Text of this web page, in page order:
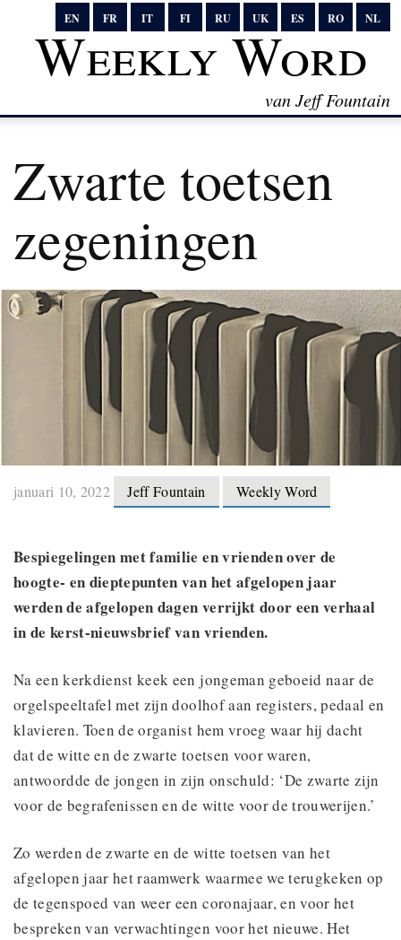
EN FR IT FI RU UK ES RO NL
Weekly Word
van Jeff Fountain
Zwarte toetsen
zegeningen
januari 10, 2022 Jeff Fountain Weekly Word
Bespiegelingen met familie en vrienden over de
hoogte- en dieptepunten van het afgelopen jaar
werden de afgelopen dagen verrijkt door een verhaal
in de kerst-nieuwsbrief van vrienden.
Na een kerkdienst keek een jongeman geboeid naar de
orgelspeeltafel met zijn doolhof aan registers, pedaal en
klavieren. Toen de organist hem vroeg waar hij dacht
dat de witte en de zwarte toetsen voor waren,
antwoordde de jongen in zijn onschuld: ‘De zwarte zijn
voor de begrafenissen en de witte voor de trouwerijen.’
Zo werden de zwarte en de witte toetsen van het
afgelopen jaar het raamwerk waarmee we terugkeken op
de tegenspoed van weer een coronajaar, en voor het
bespreken van verwachtingen voor het nieuwe. Het